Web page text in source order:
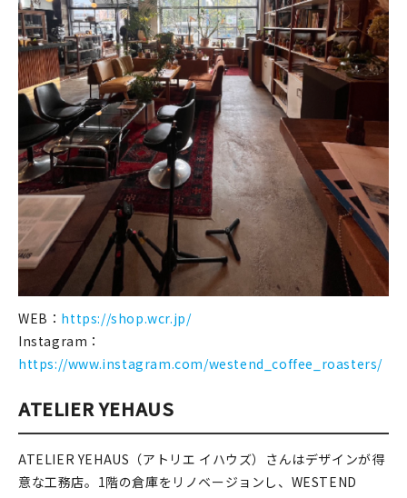
WEB： https://shop.wcr.jp/
Instagram：
https://www.instagram.com/westend_coffee_roasters/
ATELIER YEHAUS
ATELIER YEHAUS（アトリエ イハウズ）さんはデザインが得
意な工務店。1階の倉庫をリノベージョンし、WESTEND